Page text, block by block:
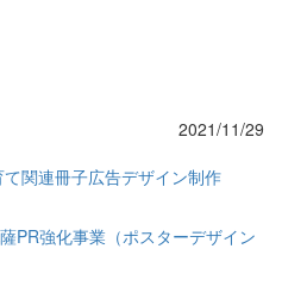
2021/11/29
関連冊子広告デザイン制作
PR強化事業（ポスターデザイン